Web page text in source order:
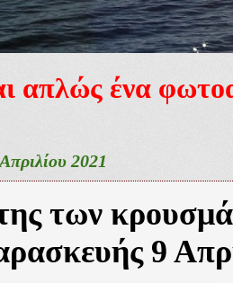
απλώς ένα
2021
των
9